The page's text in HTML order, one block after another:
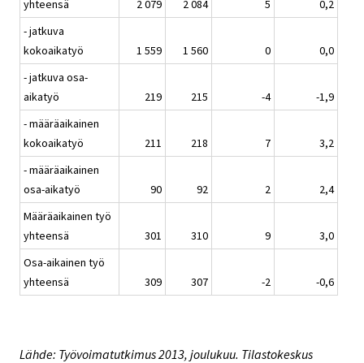
yhteensä
2 079 2 084 5
0,2
- jatkuva
kokoaikatyö
1 559 1 560 0
0,0
- jatkuva osa-
aikatyö
219 215 -4
-1,9
- määräaikainen
kokoaikatyö
211 218 7
3,2
- määräaikainen
osa-aikatyö
90 92 2
2,4
Määräaikainen työ
yhteensä
301 310 9
3,0
Osa-aikainen työ
yhteensä
309 307 -2 -0,6
Lähde: Työvoimatutkimus 2013, joulukuu. Tilastokeskus